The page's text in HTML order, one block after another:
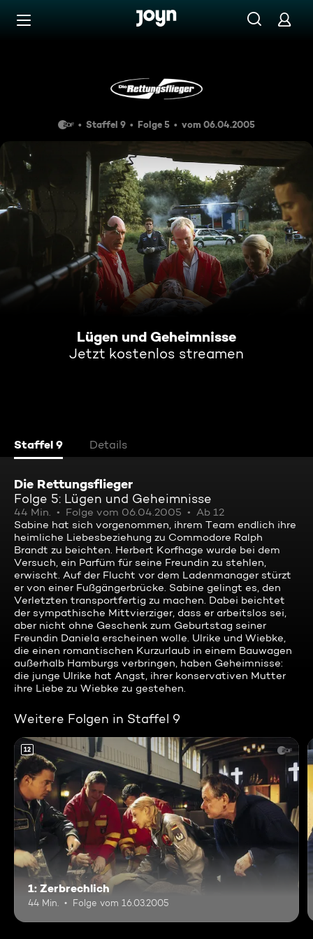
Zum Inhalt springen
Lügen und Geheimnisse
Staffel 9 Folge 5 vom 06.04.2005
Lügen und Geheimnisse
Jetzt kostenlos streamen
Staffel 9 Details
Die Rettungsflieger
Folge 5: Lügen und Geheimnisse
44 Min. Folge vom 06.04.2005
Ab 12
Sabine hat sich vorgenommen, ihrem Team endlich ihre
heimliche Liebesbeziehung zu Commodore Ralph
Brandt zu beichten. Herbert Korfhage wurde bei dem
Versuch, ein Parfüm für seine Freundin zu stehlen,
erwischt. Auf der Flucht vor dem Ladenmanager stürzt
er von einer Fußgängerbrücke. Sabine gelingt es, den
Verletzten transportfertig zu machen. Dabei beichtet
der sympathische Mittvierziger, dass er arbeitslos sei,
aber nicht ohne Geschenk zum Geburtstag seiner
Freundin Daniela erscheinen wolle. Ulrike und Wiebke,
die einen romantischen Kurzurlaub in einem Bauwagen
außerhalb Hamburgs verbringen, haben Geheimnisse:
die junge Ulrike hat Angst, ihrer konservativen Mutter
ihre Liebe zu Wiebke zu gestehen.
Weitere Folgen in Staffel 9
12
1: Zerbrechlich
44 Min. Folge vom 16.03.2005